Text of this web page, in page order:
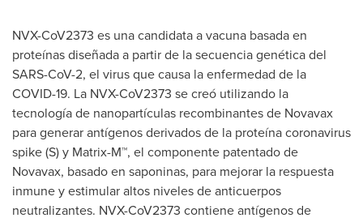
NVX-CoV2373 es una candidata a vacuna basada en
proteínas diseñada a partir de la secuencia genética del
SARS-CoV-2, el virus que causa la enfermedad de la
COVID-19. La NVX-CoV2373 se creó utilizando la
tecnología de nanopartículas recombinantes de Novavax
para generar antígenos derivados de la proteína coronavirus
spike (S) y Matrix-M™, el componente patentado de
Novavax, basado en saponinas, para mejorar la respuesta
inmune y estimular altos niveles de anticuerpos
neutralizantes. NVX-CoV2373 contiene antígenos de